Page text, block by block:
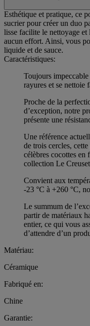
Esthétique et pratique, ce
sucrier pour créer un duo
lisse facilite le nettoyage et
aucun effort. Ainsi, vous
liquide et de sauce.
Caractéristiques:
Toujours
rayures et se nettoie
Proche de la
d’exception, notre
présente une
Une référence
de trois cercles,
célèbres cocottes
collection Le
Convient aux
-23 °C à +260 °C,
Le summum de
partir de matériaux
entier, ce qui vous
d’attendre d’un
Matériau:
Céramique
Fabriqué en:
Chine
Garantie: